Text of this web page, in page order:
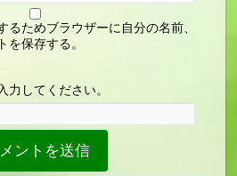
るためブラウザーに自分の名前、
を保存する。
力してください。